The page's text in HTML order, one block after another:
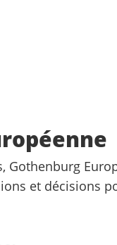
Gothenburg
et décisions